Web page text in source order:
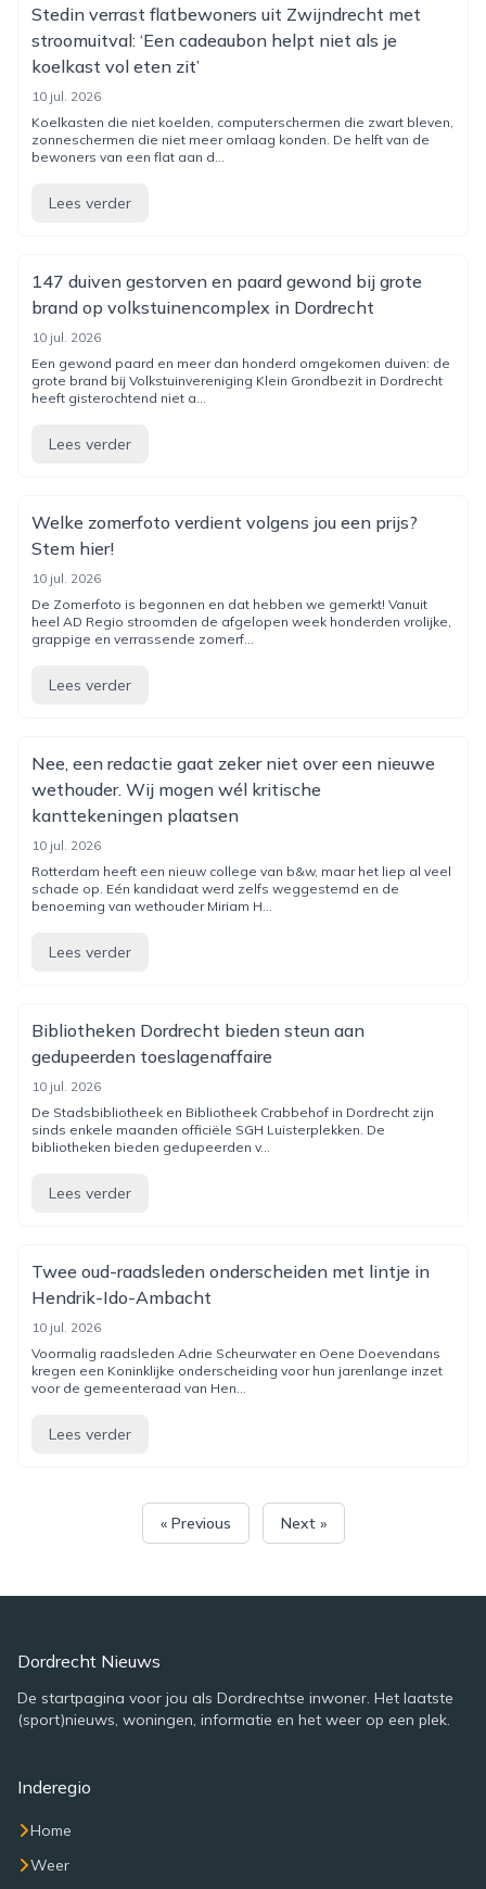
Stedin verrast flatbewoners uit Zwijndrecht met
stroomuitval: ‘Een cadeaubon helpt niet als je
koelkast vol eten zit’
10 jul. 2026
Koelkasten die niet koelden, computerschermen die zwart bleven,
zonneschermen die niet meer omlaag konden. De helft van de
bewoners van een flat aan d...
Lees verder
147 duiven gestorven en paard gewond bij grote
brand op volkstuinencomplex in Dordrecht
10 jul. 2026
Een gewond paard en meer dan honderd omgekomen duiven: de
grote brand bij Volkstuinvereniging Klein Grondbezit in Dordrecht
heeft gisterochtend niet a...
Lees verder
Welke zomerfoto verdient volgens jou een prijs?
Stem hier!
10 jul. 2026
De Zomerfoto is begonnen en dat hebben we gemerkt! Vanuit
heel AD Regio stroomden de afgelopen week honderden vrolijke,
grappige en verrassende zomerf...
Lees verder
Nee, een redactie gaat zeker niet over een nieuwe
wethouder. Wij mogen wél kritische
kanttekeningen plaatsen
10 jul. 2026
Rotterdam heeft een nieuw college van b&w, maar het liep al veel
schade op. Eén kandidaat werd zelfs weggestemd en de
benoeming van wethouder Miriam H...
Lees verder
Bibliotheken Dordrecht bieden steun aan
gedupeerden toeslagenaffaire
10 jul. 2026
De Stadsbibliotheek en Bibliotheek Crabbehof in Dordrecht zijn
sinds enkele maanden officiële SGH Luisterplekken. De
bibliotheken bieden gedupeerden v...
Lees verder
Twee oud-raadsleden onderscheiden met lintje in
Hendrik-Ido-Ambacht
10 jul. 2026
Voormalig raadsleden Adrie Scheurwater en Oene Doevendans
kregen een Koninklijke onderscheiding voor hun jarenlange inzet
voor de gemeenteraad van Hen...
Lees verder
« Previous Next »
Dordrecht Nieuws
De startpagina voor jou als Dordrechtse inwoner. Het laatste
(sport)nieuws, woningen, informatie en het weer op een plek.
Inderegio
Home
Weer